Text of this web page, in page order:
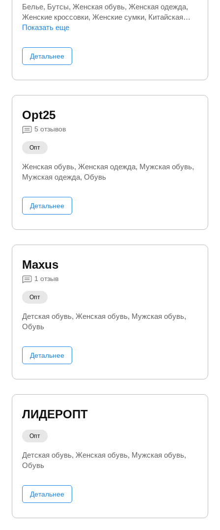
Белье Бутсы Женская обувь Женская одежда
Женские кроссовки Женские сумки Китайская
одежда Кроссовки
Пуховики Спортивные костюмы
чемоданы Шапки
Показать еще
Детальнее
Opt25
5 отзывов
Опт
Женская обувь Женская одежда Мужская обувь
Мужская одежда Обувь
Детальнее
Maxus
1 отзыв
Опт
Детская обувь Женская обувь Мужская обувь
Обувь
Детальнее
ЛИДЕРОПТ
Опт
Детская обувь Женская обувь Мужская обувь
Обувь
Детальнее